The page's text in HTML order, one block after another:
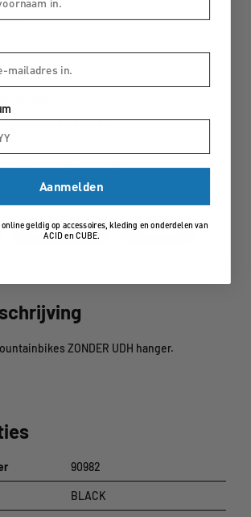
vanaf €50,-
fietsspecialisten
Specificaties Reviews
ZONDER UDH hanger.
90982
BLACK
Aanmelden
geldig op accessoires, kleding en onderdelen van
ACID en CUBE.